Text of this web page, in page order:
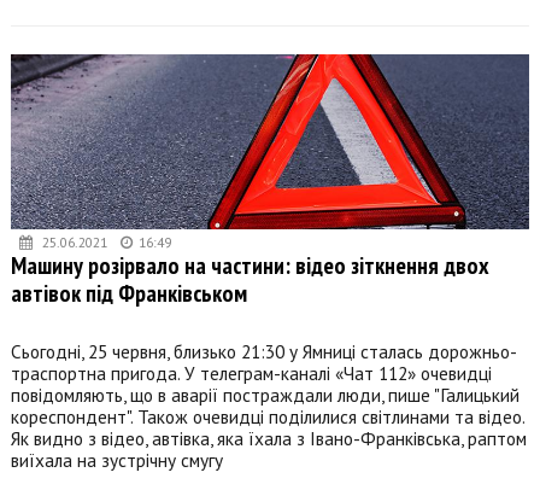
25.06.2021 16:49
Машину розірвало на частини: відео зіткнення двох
автівок під Франківськом
Сьогодні, 25 червня, близько 21:30 у Ямниці сталась дорожньо-
траспортна пригода. У телеграм-каналі «Чат 112» очевидці
повідомляють, що в аварії постраждали люди, пише "Галицький
кореспондент". Також очевидці поділилися світлинами та відео.
Як видно з відео, автівка, яка їхала з Івано-Франківська, раптом
виїхала на зустрічну смугу